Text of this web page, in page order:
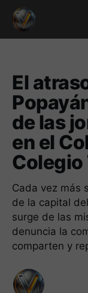
El
de las
en el
Colegio
Cada vez más
de la capital
surge de las
denuncia la
comparten y